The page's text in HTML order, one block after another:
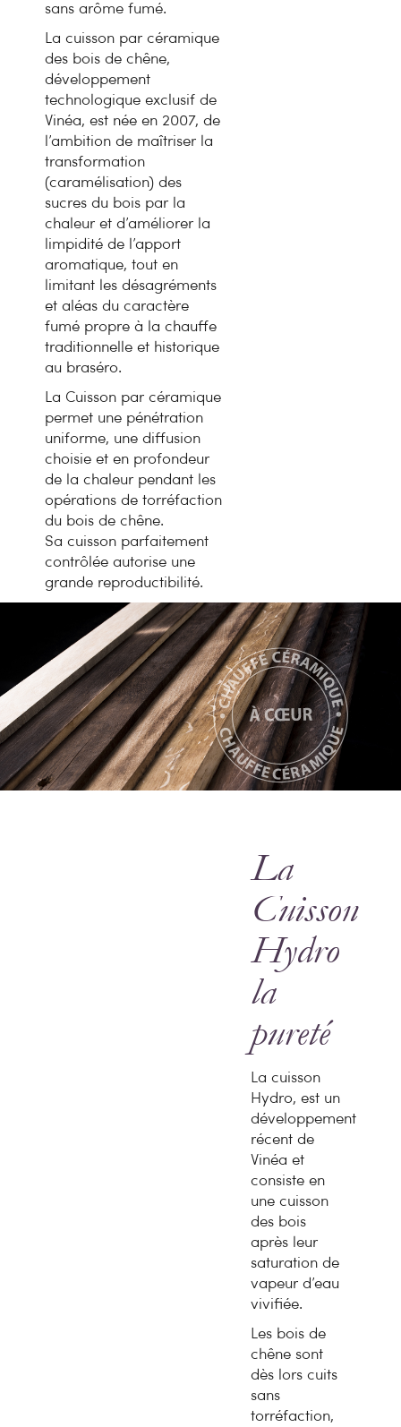
sans arôme fumé.
La cuisson par céramique
des bois de chêne,
développement
technologique exclusif de
Vinéa, est née en 2007, de
l’ambition de maîtriser la
transformation
(caramélisation) des
sucres du bois par la
chaleur et d’améliorer la
limpidité de l’apport
aromatique, tout en
limitant les désagréments
et aléas du caractère
fumé propre à la chauffe
traditionnelle et historique
au braséro.
La Cuisson par céramique
permet une pénétration
uniforme, une diffusion
choisie et en profondeur
de la chaleur pendant les
opérations de torréfaction
du bois de chêne.
Sa cuisson parfaitement
contrôlée autorise une
grande reproductibilité.
La
Cuisson
Hydro
la
pureté
La cuisson
Hydro, est un
développement
récent de
Vinéa et
consiste en
une cuisson
des bois
après leur
saturation de
vapeur d’eau
vivifiée.
Les bois de
chêne sont
dès lors cuits
sans
torréfaction,